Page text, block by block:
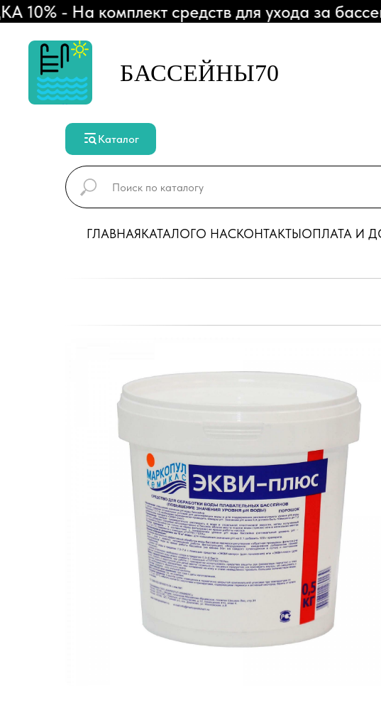
- На комплект средств для ухода за
БАССЕЙНЫ70
Каталог
ГЛАВНАЯКАТАЛОГО НАСКОНТАКТЫОПЛАТА И